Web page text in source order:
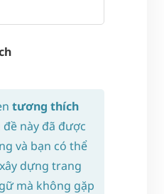
tương thích
đề này đã được
và bạn có thể
dựng trang
mà không gặp